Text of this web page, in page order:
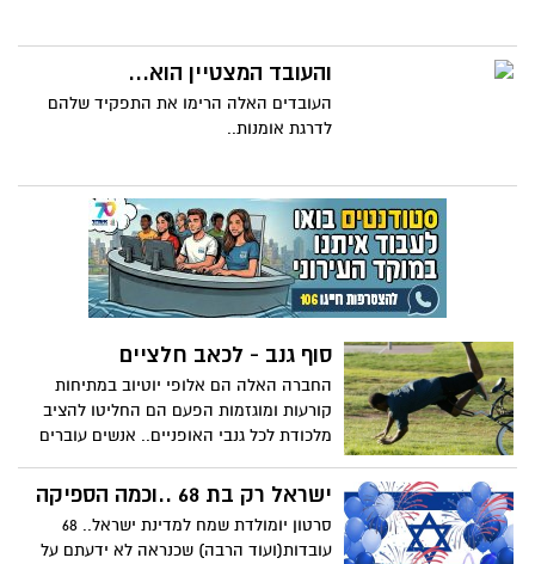
והעובד המצטיין הוא...
העובדים האלה הרימו את התפקיד שלהם
לדרגת אומנות..
סוף גנב - לכאב חלציים
החברה האלה הם אלופי יוטיוב במתיחות
קורעות ומוגזמות הפעם הם החליטו להציב
מלכודת לכל גנבי האופניים.. אנשים עוברים
מחליטים לגנוב אותן אך מצפה להם הפתעה
כואבת מאוד צפו מה קורה לכל מי שגונב את
האופניים
ישראל רק בת 68 ..וכמה הספיקה
סרטון יומולדת שמח למדינת ישראל.. 68
עובדות(ועוד הרבה) שכנראה לא ידעתם על